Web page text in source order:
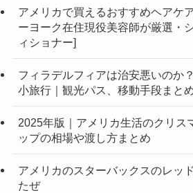
アメリカで買えるおすすめヘアケ
ーヨーク在住現役美容師が厳選・
ィショナー]
フィラデルフィアは治安悪いのか
小旅行｜観光パス、移動手段まと
2025年版｜アメリカ生活のクリス
ップの相場や渡し方まとめ
アメリカのスターバックスのレッ
たぜ